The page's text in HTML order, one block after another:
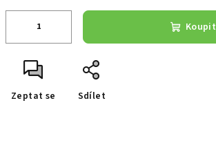
Koupit
Zeptat se Sdílet